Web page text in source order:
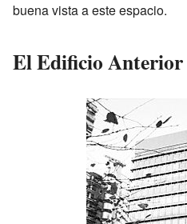
buena vista a este espacio.
El Edificio Anterior